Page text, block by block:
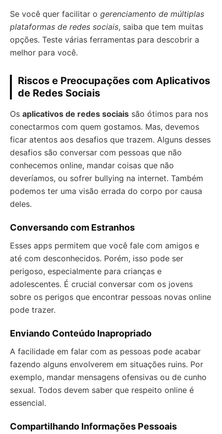
Se você quer facilitar o gerenciamento de múltiplas
plataformas de redes sociais, saiba que tem muitas
opções. Teste várias ferramentas para descobrir a
melhor para você.
Riscos e Preocupações com Aplicativos
de Redes Sociais
Os aplicativos de redes sociais são ótimos para nos
conectarmos com quem gostamos. Mas, devemos
ficar atentos aos desafios que trazem. Alguns desses
desafios são conversar com pessoas que não
conhecemos online, mandar coisas que não
deveríamos, ou sofrer bullying na internet. Também
podemos ter uma visão errada do corpo por causa
deles.
Conversando com Estranhos
Esses apps permitem que você fale com amigos e
até com desconhecidos. Porém, isso pode ser
perigoso, especialmente para crianças e
adolescentes. É crucial conversar com os jovens
sobre os perigos que encontrar pessoas novas online
pode trazer.
Enviando Conteúdo Inapropriado
A facilidade em falar com as pessoas pode acabar
fazendo alguns envolverem em situações ruins. Por
exemplo, mandar mensagens ofensivas ou de cunho
sexual. Todos devem saber que respeito online é
essencial.
Compartilhando Informações Pessoais